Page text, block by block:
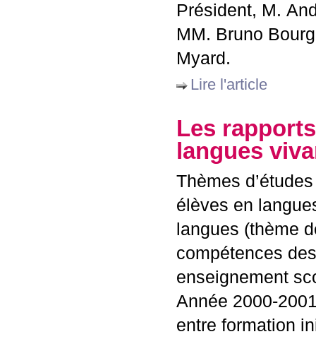
Président, M.
MM. Bruno
Myard.
Lire l'article
Les
langues
Thèmes
élèves en
langues (thème
compétences
enseignement
Année 2000-
entre formation